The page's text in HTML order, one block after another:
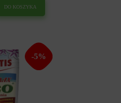
DO KOSZYKA
-5%